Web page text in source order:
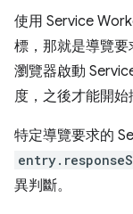
使用 Service
標，那就是導覽
瀏覽器啟動
度，之後才能開始
特定導覽要求的
異判斷。